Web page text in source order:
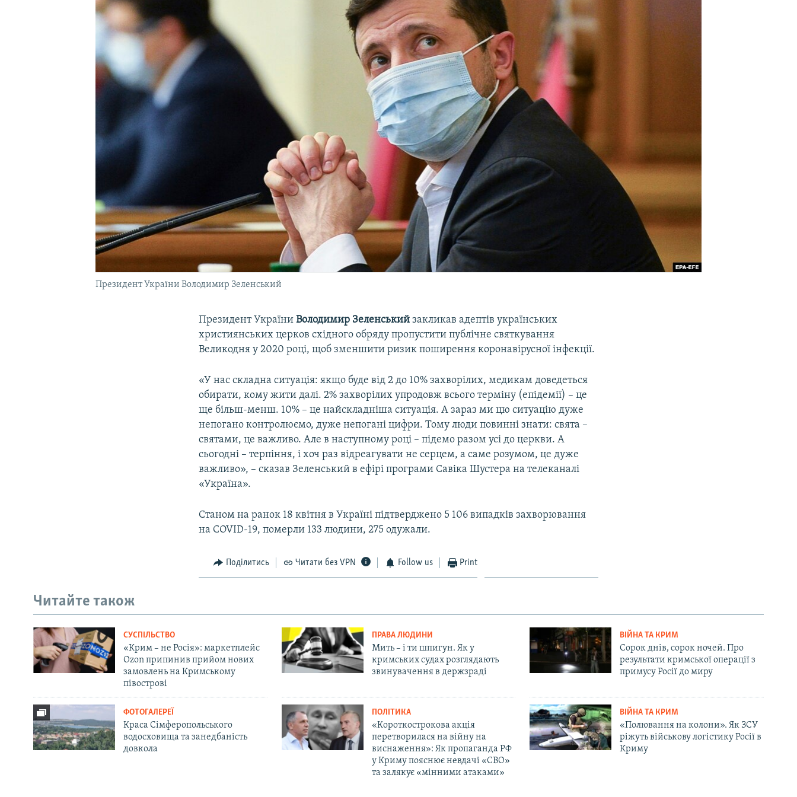
Президент України Володимир Зеленський
Президент УкраїниВолодимир Зеленський закликав адептів українських
християнських церков східного обряду пропустити публічне святкування
Великодня у 2020 році, щоб зменшити ризик поширення коронавірусної інфекції.
«У нас складна ситуація: якщо буде від 2 до 10% захворілих, медикам доведеться
обирати, кому жити далі. 2% захворілих упродовж всього терміну (епідемії) – це
ще більш-менш. 10% – це найскладніша ситуація. А зараз ми цю ситуацію дуже
непогано контролюємо, дуже непогані цифри. Тому люди повинні знати: свята –
святами, це важливо. Але в наступному році – підемо разом усі до церкви. А
сьогодні – терпіння, і хоч раз відреагувати не серцем, а саме розумом, це дуже
важливо», – сказав Зеленський в ефірі програми Савіка Шустера на телеканалі
«Україна».
Станом на ранок 18 квітня в Україні підтверджено 5 106 випадків захворювання
на COVID-19, померли 133 людини, 275 одужали.
Поділитись Читати без VPN Follow us Print
Читайте також
СУСПІЛЬСТВО
«Крим – не Росія»: маркетплейс
Ozon припинив прийом нових
замовлень на Кримському
півострові
ПРАВА ЛЮДИНИ
Мить – і ти шпигун. Як у
кримських судах розглядають
звинувачення в держзраді
ВІЙНА ТА КРИМ
Сорок днів, сорок ночей. Про
результати кримської операції з
примусу Росії до миру
ФОТОГАЛЕРЕЇ
Краса Сімферопольського
водосховища та занедбаність
довкола
ПОЛІТИКА
«Короткострокова акція
перетворилася на війну на
виснаження»: Як пропаганда РФ
у Криму пояснює невдачі «СВО»
та залякує «мінними атаками»
ВІЙНА ТА КРИМ
«Полювання на колони». Як ЗСУ
ріжуть військову логістику Росії в
Криму